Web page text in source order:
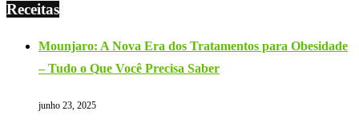
Receitas
Mounjaro: A Nova Era dos Tratamentos para Obesidade
– Tudo o Que Você Precisa Saber
junho 23, 2025